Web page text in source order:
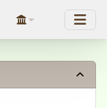
Politik